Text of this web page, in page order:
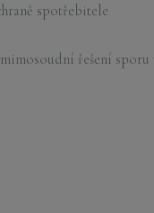
spotřebitele
řešení